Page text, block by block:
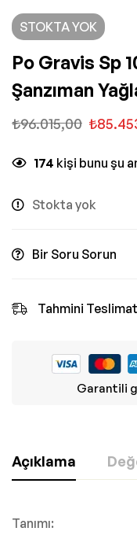
STOKTA YOK
Po Gravis Sp
Şanzıman
₺96.015,00 ₺
174 kişi bunu şu
Stokta yok
Bir Soru Sorun
Tahmini
Garantili
Açıklama
Tanımı: